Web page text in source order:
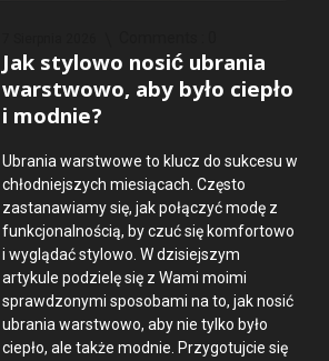
Jak stylowo nosić ubrania
warstwowo, aby było ciepło
i modnie?
Ubrania warstwowe to klucz do sukcesu w
chłodniejszych miesiącach. Często
zastanawiamy się, jak połączyć modę z
funkcjonalnością, by czuć się komfortowo
i wyglądać stylowo. W dzisiejszym
artykule podzielę się z Wami moimi
sprawdzonymi sposobami na to, jak nosić
ubrania warstwowo, aby nie tylko było
ciepło, ale także modnie. Przygotujcie się